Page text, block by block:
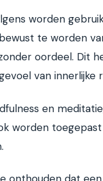
worden
te worden
oordeel. Dit
van innerlijke
en
worden